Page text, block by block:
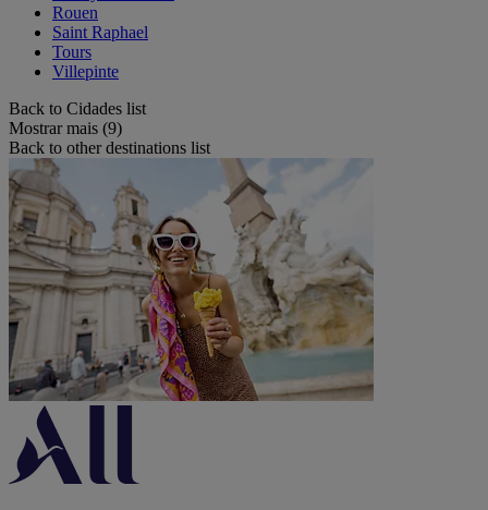
Rouen
Saint Raphael
Tours
Villepinte
Back to Cidades list
Mostrar mais (9)
Back to other destinations list